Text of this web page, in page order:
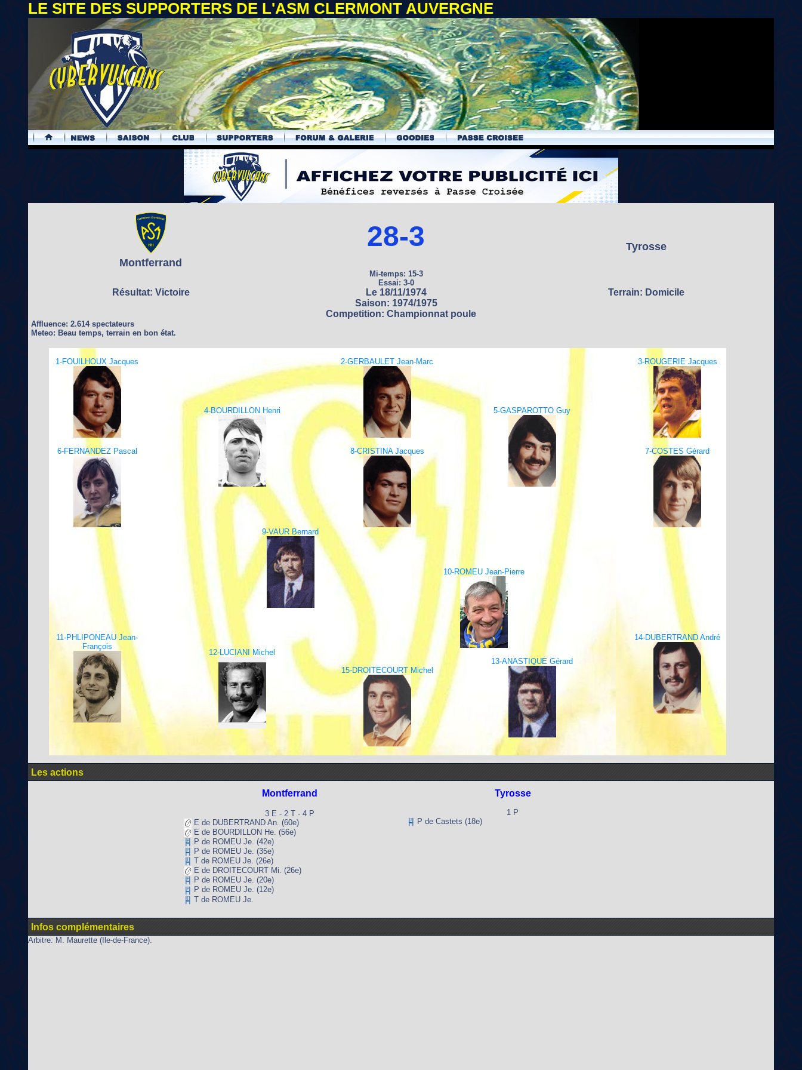
LE SITE DES SUPPORTERS DE L'ASM CLERMONT AUVERGNE
.
Montferrand
28-3 Tyrosse
Mi-temps: 15-3
Essai: 3-0
Résultat: Victoire Le 18/11/1974
Terrain: Domicile
Saison: 1974/1975
Competition: Championnat poule
Affluence: 2.614 spectateurs
Meteo: Beau temps, terrain en bon état.
1-FOUILHOUX Jacques 2-GERBAULET Jean-Marc 3-ROUGERIE Jacques
4-BOURDILLON Henri 5-GASPAROTTO Guy
6-FERNANDEZ Pascal 8-CRISTINA Jacques 7-COSTES Gérard
9-VAUR Bernard
10-ROMEU Jean-Pierre
11-PHLIPONEAU Jean-
François
14-DUBERTRAND André
12-LUCIANI Michel
13-ANASTIQUE Gérard
15-DROITECOURT Michel
Les actions
Montferrand
3 E - 2 T - 4 P
E de DUBERTRAND An. (60e)
E de BOURDILLON He. (56e)
P de ROMEU Je. (42e)
P de ROMEU Je. (35e)
T de ROMEU Je. (26e)
E de DROITECOURT Mi. (26e)
P de ROMEU Je. (20e)
P de ROMEU Je. (12e)
T de ROMEU Je.
Tyrosse
1 P
P de Castets (18e)
Infos complémentaires
Arbitre: M. Maurette (Ile-de-France).